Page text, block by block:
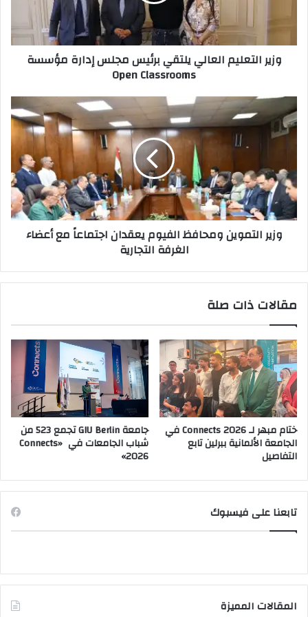
مؤسسة
Open
Classrooms
وزير التعليم العالي يلتقي برئيس مجلس إدارة مؤسسة
Open Classrooms
التموين
ومحافظ
اجتماعاً
مع
أعضاء
الغرفة
التجاريةوزير التموين ومحافظ الفيوم يعقدان اجتماعاً مع أعضاء
الغرفة التجارية
مقالات ذات صلة
ختام مبهر لـ Connects 2026 في
الجامعة الألمانية ببرلين تابع
التفاصيل
جامعة GIU Berlin تجمع 523 من
شباب الجامعات في «Connects
2026»
تابعنا على فيسبوك
المقالات المميزة